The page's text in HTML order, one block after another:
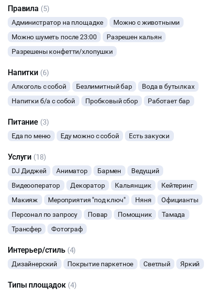
Правила (5)
Администратор на площадке
Можно с животными
Можно шуметь после 23:00
Разрешен кальян
Разрешены конфетти/хлопушки
Напитки (6)
Алкоголь с собой Безлимитный бар
Вода в бутылках
Напитки б/а с собой
Пробковый сбор Работает бар
Питание (3)
Еда по меню Еду можно с собой Есть закуски
Услуги (18)
DJ Диджей Аниматор Бармен
Ведущий
Видеооператор
Декоратор Кальянщик
Кейтеринг
Макияж
Мероприятия "под ключ" Няня
Официанты
Персонал по запросу
Повар Помощник
Тамада
Трансфер
Фотограф
Интерьер/стиль (4)
Дизайнерский Покрытие паркетное Светлый Яркий
Типы площадок (4)
СВИДАНИЯ
НОВЫЙ ГОД
МАСТЕР-КЛАСС
СЕМИНАРЫ
ТАНЦЫ
ВЫСТАВКИ
КИНОПРОСМОТР
НАСТОЛЬНЫЕ ИГРЫ
РЕПЕТИЦИИ
КУЛИНАРНЫЙ МАСТЕР-КЛАСС
ФУРШЕТЫ